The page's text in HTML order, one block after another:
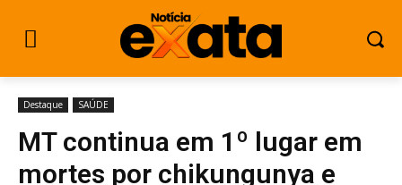
Destaque SAÚDE
MT continua em 1º lugar em
mortes por chikungunya e